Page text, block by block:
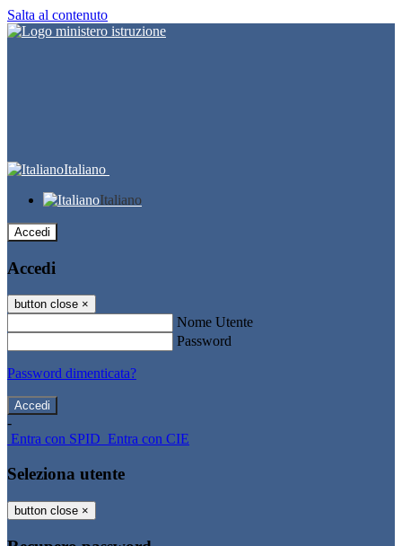
Salta al contenuto
Italiano
Italiano
Accedi
Accedi
button close ×
Nome Utente
Password
Password dimenticata?
-
Entra con SPID Entra con CIE
Seleziona utente
button close ×